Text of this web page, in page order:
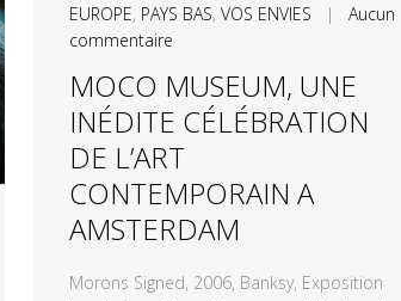
EUROPE, PAYS BAS, VOS ENVIES | Aucun
commentaire
MOCO MUSEUM, UNE
INÉDITE CÉLÉBRATION
DE L’ART
CONTEMPORAIN A
AMSTERDAM
Morons Signed, 2006, Banksy, Exposition